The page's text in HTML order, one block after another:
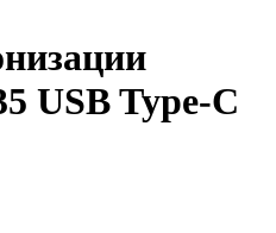
USB Type-C